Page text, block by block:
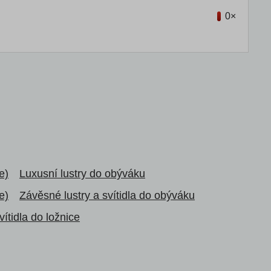
0×
Luxusní lustry do obýváku
Závěsné lustry a svítidla do obýváku
do ložnice